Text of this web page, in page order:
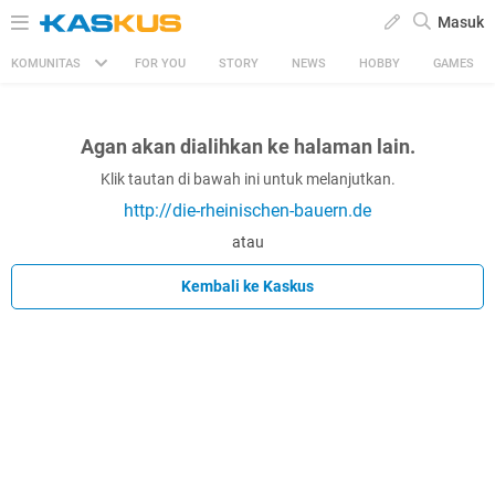
Masuk
KOMUNITAS FOR YOU STORY NEWS HOBBY GAMES
Agan akan dialihkan ke halaman lain.
Klik tautan di bawah ini untuk melanjutkan.
http://die-rheinischen-bauern.de
atau
Kembali ke Kaskus